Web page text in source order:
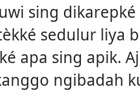
sing
sedulur liya
apa sing apik.
ngibadah